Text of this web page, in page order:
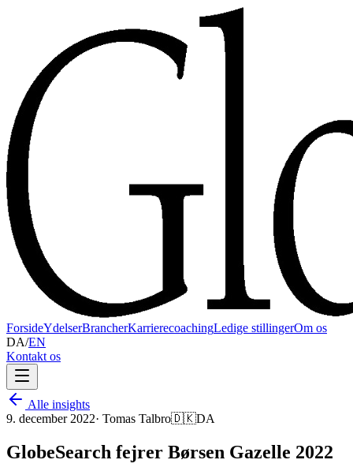
ForsideYdelserBrancherKarrierecoachingLedige stillingerOm os
DA/EN
Kontakt os
Alle insights
9. december 2022· Tomas Talbro🇩🇰DA
GlobeSearch fejrer Børsen Gazelle 2022